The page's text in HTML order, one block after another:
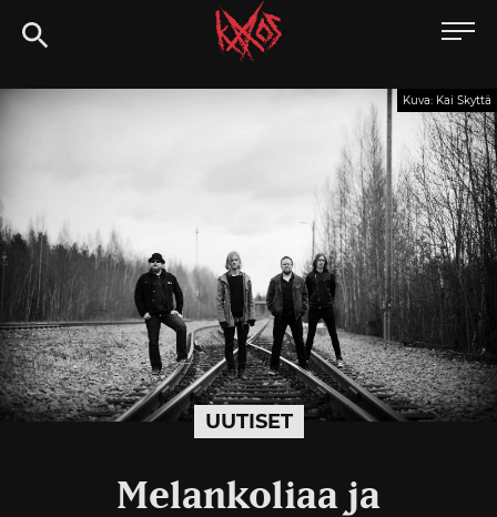
Siirry
suoraan
Kaaoszine
UUTISET
Kuva: Kai Skyttä
Melankoliaa ja